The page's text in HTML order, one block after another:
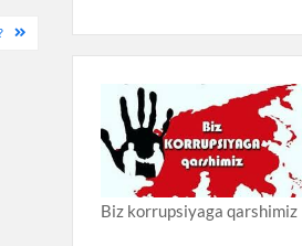
Biz korrupsiyaga qarshimiz